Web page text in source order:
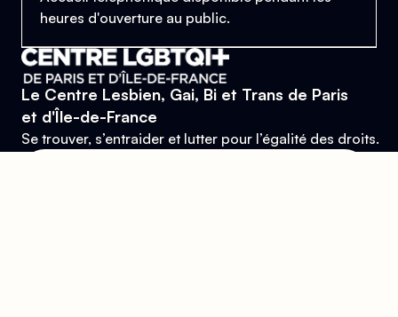
heures d'ouverture au public.
Le Centre Lesbien, Gai, Bi et Trans de Paris
et d'Île-de-France
Se trouver, s’entraider et lutter pour l’égalité des droits.